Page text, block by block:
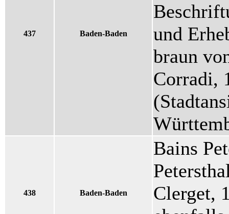
437 Baden-Baden
und
braun
Corradi,
438 Baden-Baden
Bains
Clerget,